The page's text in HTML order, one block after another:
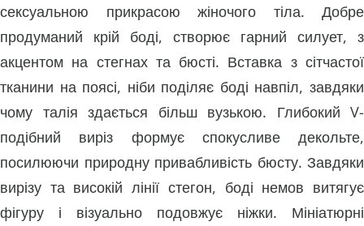
сексуальною прикрасою жіночого тіла. Добре
продуманий крій боді, створює гарний силует, з
акцентом на стегнах та бюсті. Вставка з сітчастої
тканини на поясі, ніби поділяє боді навпіл, завдяки
чому талія здається більш вузькою. Глибокий V-
подібний виріз формує спокусливе декольте,
посилюючи природну привабливість бюсту. Завдяки
вирізу та високій лінії стегон, боді немов витягує
фігуру і візуально подовжує ніжки. Мініатюрні